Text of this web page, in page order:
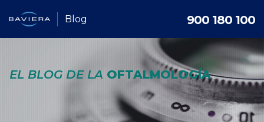
Blog 900 180 100
EL BLOG DE LA OFTALMOLOGÍA